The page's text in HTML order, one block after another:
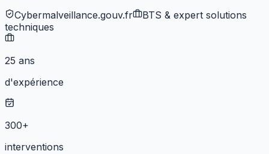
Cybermalveillance.gouv.fr
BTS & expert solutions
techniques
25 ans
d'expérience
300+
interventions